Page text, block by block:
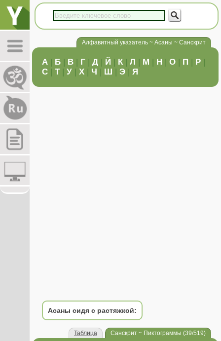
Алфавитный указатель ~ Асаны ~ Санскрит
А | Б | В | Г | Д | Й | К | Л | М | Н | О | П | Р |
С | Т| У | Х | Ч | Ш | Э | Я
Асаны сидя с растяжкой:
Таблица Санскрит ~ Пиктограммы (39/519)